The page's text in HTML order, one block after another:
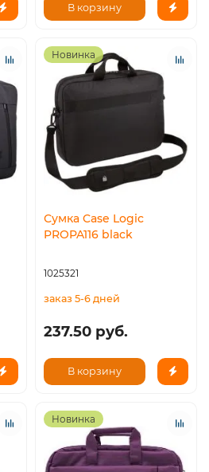
В корзину
Новинка
Сумка Case Logic
PROPA116 black
1025321
заказ 5-6 дней
237.50 руб.
В корзину
Новинка